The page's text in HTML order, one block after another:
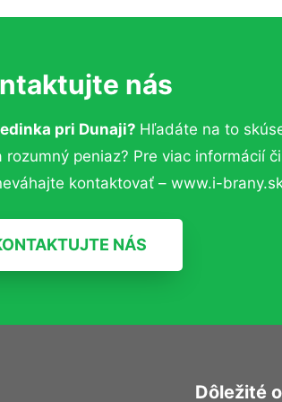
nás
pri Dunaji? Hľadáte na to
peniaz? Pre viac informácií
kontaktovať – www.i-
NÁS
Dôležité